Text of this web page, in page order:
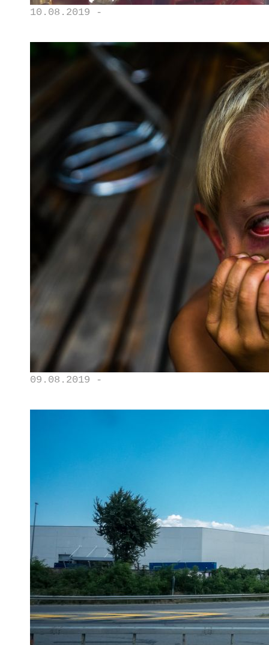
10.08.2019 -
09.08.2019 -